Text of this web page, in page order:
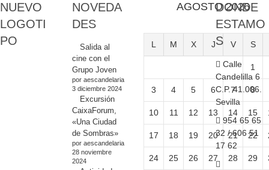
NUEVO
LOGOTI
PO
NOVEDA
DES
Salida al
cine con el
Grupo Joven
por aescandelaria
3 diciembre 2024
Excursión
CaixaForum,
«Una Ciudad
de Sombras»
por aescandelaria
28 noviembre
2024
AGOSTO 2026
L M X J V S
1
3 4 5 6 7 8
10 11 12 13 14 15
17 18 19 20 21 22
24 25 26 27 28 29
DONDE
ESTAMO
S
Calle
Candelilla 6
C.P. 41.006.
Sevilla
954 65 65
32 / 606 51
17 62